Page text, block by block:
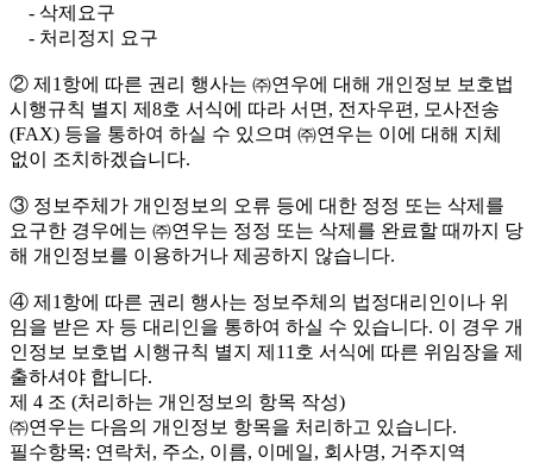
- 삭제요구
- 처리정지 요구
② 제1항에 따른 권리 행사는 ㈜연우에 대해 개인정보 보호법
시행규칙 별지 제8호 서식에 따라 서면, 전자우편, 모사전송
(FAX) 등을 통하여 하실 수 있으며 ㈜연우는 이에 대해 지체
없이 조치하겠습니다.
③ 정보주체가 개인정보의 오류 등에 대한 정정 또는 삭제를
요구한 경우에는 ㈜연우는 정정 또는 삭제를 완료할 때까지 당
해 개인정보를 이용하거나 제공하지 않습니다.
④ 제1항에 따른 권리 행사는 정보주체의 법정대리인이나 위
임을 받은 자 등 대리인을 통하여 하실 수 있습니다. 이 경우 개
인정보 보호법 시행규칙 별지 제11호 서식에 따른 위임장을 제
출하셔야 합니다.
제 4 조 (처리하는 개인정보의 항목 작성)
㈜연우는 다음의 개인정보 항목을 처리하고 있습니다.
필수항목: 연락처, 주소, 이름, 이메일, 회사명, 거주지역